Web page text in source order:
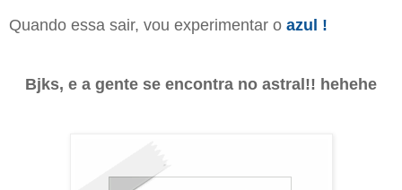
Quando essa sair, vou experimentar o azul !
Bjks, e a gente se encontra no astral!! hehehe